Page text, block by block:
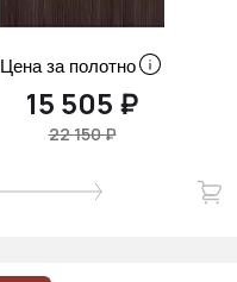
Цена за полотно
15 505 ₽
22 150 ₽